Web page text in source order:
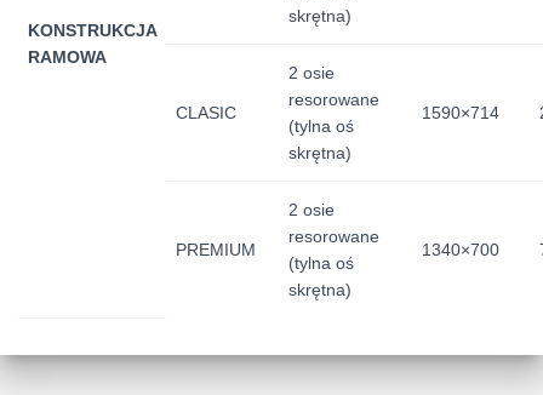
KONSTRUKCJA
RAMOWA
skrętna)
CLASIC
2 osie
resorowane
(tylna oś
skrętna)
1590×714
PREMIUM
2 osie
resorowane
(tylna oś
skrętna)
1340×700